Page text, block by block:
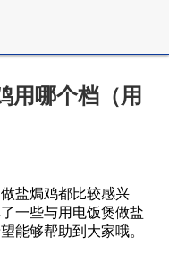
用哪个档（用
盐焗鸡都比较感兴
一些与用电饭煲做盐
能够帮助到大家哦。